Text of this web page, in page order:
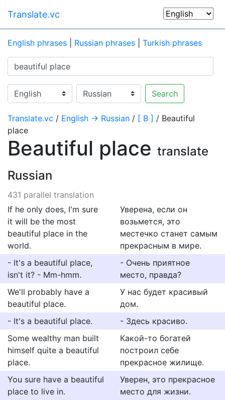
Translate.vc
English phrases Russian phrases Turkish phrases
Search
Translate.vc / English → Russian / [ B ] / Beautiful
place
Beautiful place translate
Russian
431 parallel translation
If he only does, I'm sure
it will be the most
beautiful place in the
world.
Уверена, если он
возьмется, это
местечко станет самым
прекрасным в мире.
- It's a beautiful place,
isn't it? - Mm-hmm.
- Очень приятное
место, правда?
We'll probably have a
beautiful place.
У нас будет красивый
дом.
- It's a beautiful place.
- Здесь красиво.
Some wealthy man built
himself quite a beautiful
place.
Какой-то богатей
построил себе
прекрасное жилище.
You sure have a beautiful
place to live in.
Уверен, это прекрасное
место для жизни.